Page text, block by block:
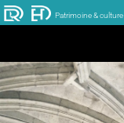
Patrimoine & culture